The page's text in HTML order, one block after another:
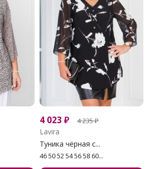
4 023 ₽ 4 235₽
Lavira
Туника чёрная с...
46 50 52 54 56 58 60...